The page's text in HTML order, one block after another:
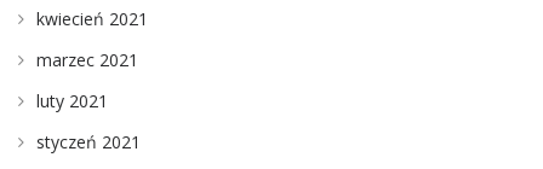
kwiecień 2021
marzec 2021
luty 2021
styczeń 2021